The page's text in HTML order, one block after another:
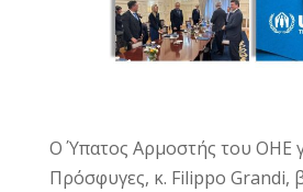
Ο Ύπατος Αρμοστής του ΟΗΕ
Πρόσφυγες, κ. Filippo Grandi,